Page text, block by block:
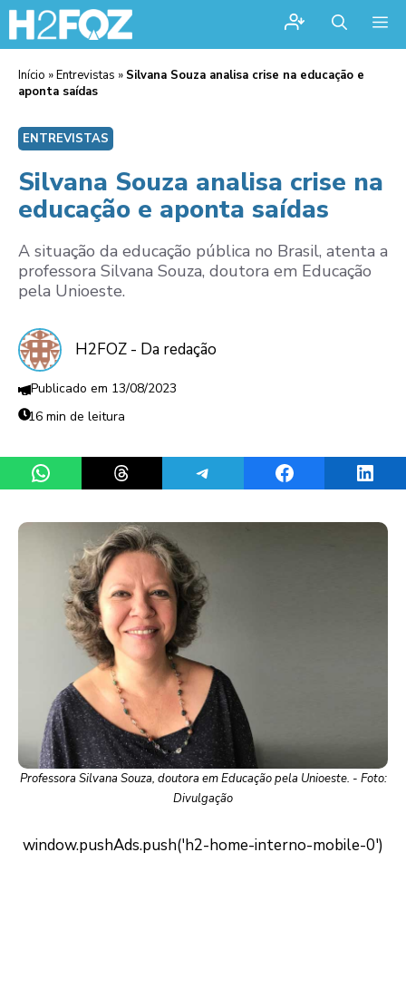
Início »Entrevistas » Silvana Souza analisa crise na educação e
aponta saídas
ENTREVISTAS
Silvana Souza analisa crise na
educação e aponta saídas
A situação da educação pública no Brasil, atenta a
professora Silvana Souza, doutora em Educação
pela Unioeste.
H2FOZ - Da redação
13/08/2023
16 min de leitura
Share on WhatsAppShare on ThreadsShare on TelegramShare on Facebook
Professora Silvana Souza, doutora em Educação pela Unioeste. - Foto:
Divulgação